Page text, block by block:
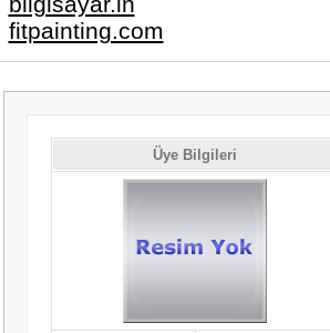
fitpainting.com
Üye Bilgileri